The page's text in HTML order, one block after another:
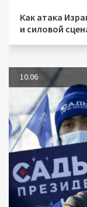
Как атака
и силовой
10.06